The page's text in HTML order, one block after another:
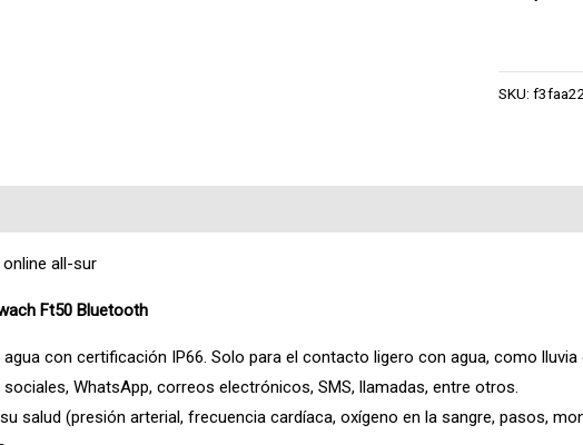
SKU:
online all-sur
Ft50 Bluetooth
agua con certificación IP66. Solo para el contacto ligero con agua, como
WhatsApp, correos electrónicos, SMS, llamadas, entre otros.
salud (presión arterial, frecuencia cardíaca, oxígeno en la sangre, pasos,